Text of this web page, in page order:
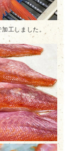
工しました。